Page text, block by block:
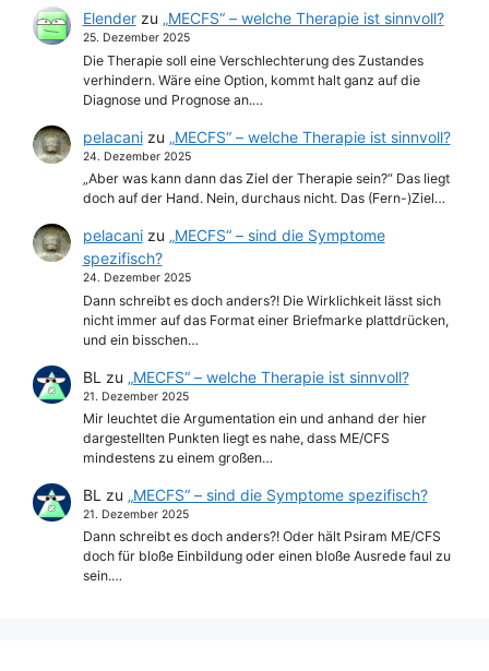
Elenderzu „MECFS“ – welche Therapie ist sinnvoll?
25. Dezember 2025
Die Therapie soll eine Verschlechterung des Zustandes
verhindern. Wäre eine Option, kommt halt ganz auf die
Diagnose und Prognose an.…
pelacanizu „MECFS“ – welche Therapie ist sinnvoll?
24. Dezember 2025
„Aber was kann dann das Ziel der Therapie sein?“ Das liegt
doch auf der Hand. Nein, durchaus nicht. Das (Fern-)Ziel…
pelacanizu „MECFS“ – sind die Symptome
spezifisch?
24. Dezember 2025
Dann schreibt es doch anders?! Die Wirklichkeit lässt sich
nicht immer auf das Format einer Briefmarke plattdrücken,
und ein bisschen…
BL zu „MECFS“ – welche Therapie ist sinnvoll?
21. Dezember 2025
Mir leuchtet die Argumentation ein und anhand der hier
dargestellten Punkten liegt es nahe, dass ME/CFS
mindestens zu einem großen…
BL zu „MECFS“ – sind die Symptome spezifisch?
21. Dezember 2025
Dann schreibt es doch anders?! Oder hält Psiram ME/CFS
doch für bloße Einbildung oder einen bloße Ausrede faul zu
sein.…